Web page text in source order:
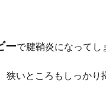
ーで腱鞘炎になってし
狭いところもしっかり